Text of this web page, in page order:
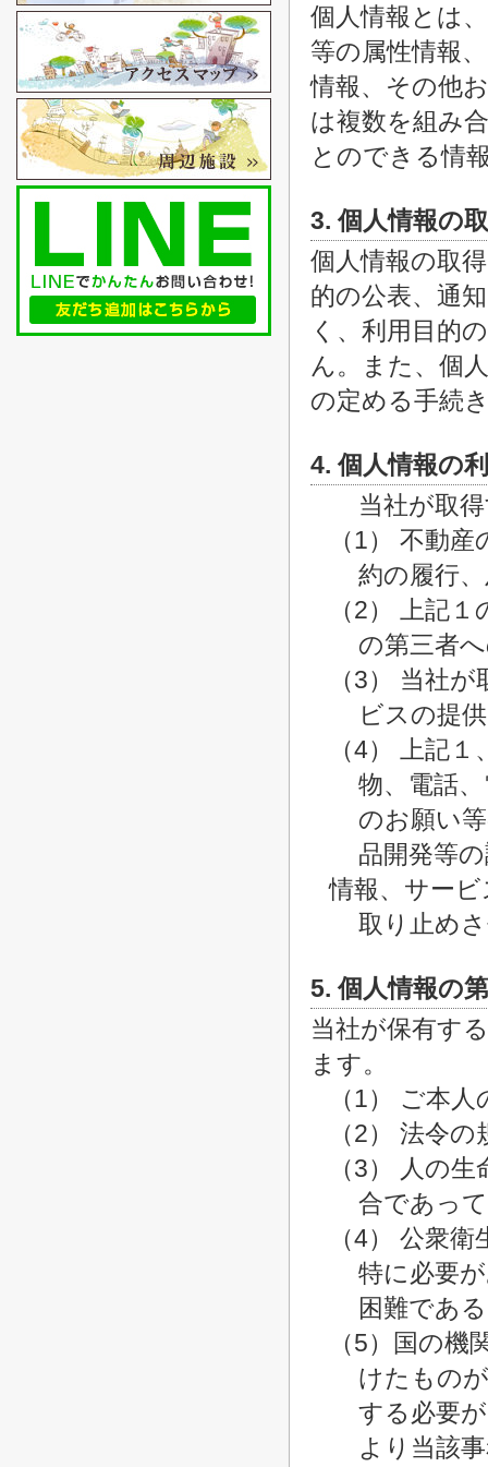
個人情報とは
等の属性情報
情報、その他
は複数を組み
とのできる情
3. 個人情報の
個人情報の取
的の公表、通
く、利用目的
ん。また、個
の定める手続
4. 個人情報の
当社が取
（1） 不動
約の履行
（2） 上記
の第三者
（3） 当社
ビスの提
（4） 上記
物、電話
のお願い
品開発等
情報、サー
取り止め
5. 個人情報の
当社が保有す
ます。
（1） ご本
（2） 法令
（3） 人の
合であっ
（4） 公衆
特に必要
困難であ
（5）国の
けたもの
する必要
より当該